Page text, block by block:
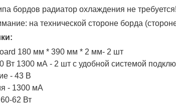
бордов радиатор охлаждения не требуется!
на технической стороне борда
180 мм * 390 мм * 2 мм- 2 шт
Вт 1300 мА - 2 шт с удобной системой
- 43 В
- 1300 мА
62 Вт